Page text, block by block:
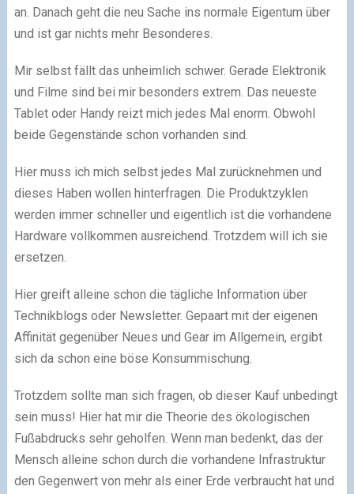
an. Danach geht die neu Sache ins normale Eigentum über
und ist gar nichts mehr Besonderes.
Mir selbst fällt das unheimlich schwer. Gerade Elektronik
und Filme sind bei mir besonders extrem. Das neueste
Tablet oder Handy reizt mich jedes Mal enorm. Obwohl
beide Gegenstände schon vorhanden sind.
Hier muss ich mich selbst jedes Mal zurücknehmen und
dieses Haben wollen hinterfragen. Die Produktzyklen
werden immer schneller und eigentlich ist die vorhandene
Hardware vollkommen ausreichend. Trotzdem will ich sie
ersetzen.
Hier greift alleine schon die tägliche Information über
Technikblogs oder Newsletter. Gepaart mit der eigenen
Affinität gegenüber Neues und Gear im Allgemein, ergibt
sich da schon eine böse Konsummischung.
Trotzdem sollte man sich fragen, ob dieser Kauf unbedingt
sein muss! Hier hat mir die Theorie des ökologischen
Fußabdrucks sehr geholfen. Wenn man bedenkt, das der
Mensch alleine schon durch die vorhandene Infrastruktur
den Gegenwert von mehr als einer Erde verbraucht hat und